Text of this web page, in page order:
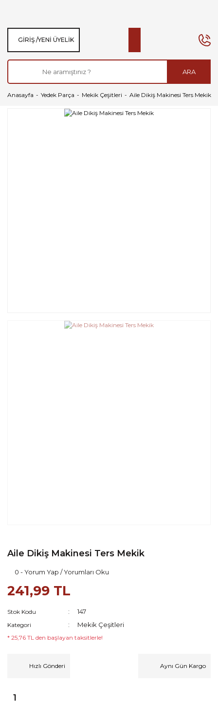
ARA
GIRIŞ /YENI ÜYELIK
Anasayfa Yedek Parça Mekik Çeşitleri Aile Dikiş Makinesi Ters Mekik
Aile Dikiş Makinesi Ters Mekik
0 - Yorum Yap / Yorumları Oku
241,99 TL
Stok Kodu 147
Kategori Mekik Çeşitleri
* 25,76 TL den başlayan taksitlerle!
Hızlı Gönderi Aynı Gün Kargo